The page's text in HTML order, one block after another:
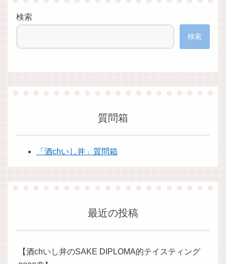
検索
検索
質問箱
「酒chいし井」質問箱
最近の投稿
【酒chいし井のSAKE DIPLOMA的テイスティング